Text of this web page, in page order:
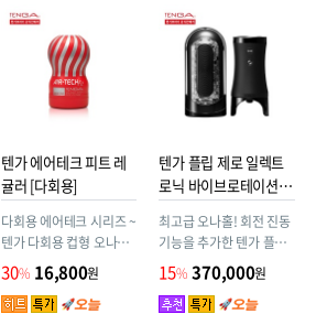
점
점
텐가 에어테크 피트 레
귤러 [다회용]
다회용 에어테크 시리즈 ~
텐가 다회용 컵형 오나홀
ATF-001R (에어테크 핏)
~ 핏한 사이즈. 스탠다드
한 촉감. 여러번 재사용 가
30% 16,800원
텐가 플립 제로 일렉트
로닉 바이브로테이션 +
최고급 오나홀! 회전 진동
기능을 추가한 텐가 플립
제로 EV 시리즈. EVR 부
속장치를 끼워서 사용(다
른 플립 제로 시리즈와 호
15% 370,000원